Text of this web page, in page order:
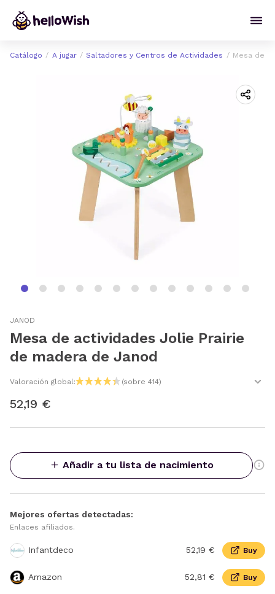
Catálogo A jugar Saltadores y Centros de Actividades Mesa de
JANOD
Mesa de actividades Jolie Prairie
de madera de Janod
Valoración global: (sobre 414)
52,19 €
Añadir a tu lista de nacimiento
Mejores ofertas detectadas:
Enlaces afiliados.
Infantdeco 52,19 € Buy
Amazon 52,81 € Buy